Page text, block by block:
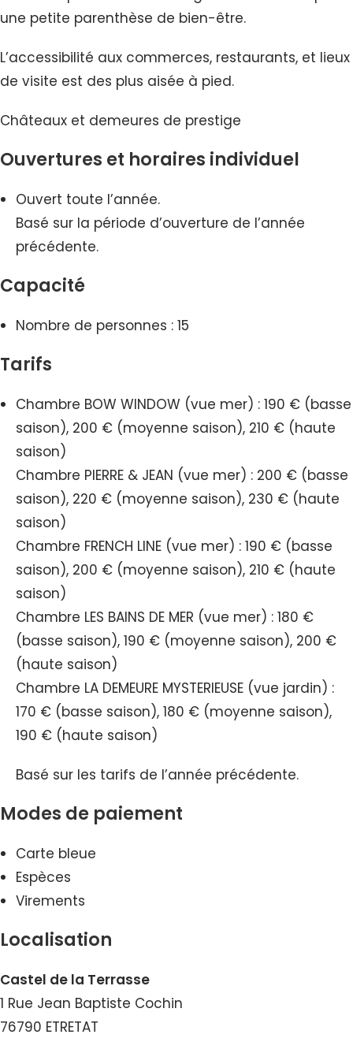
une petite parenthèse de bien-être.
L’accessibilité aux commerces, restaurants, et lieux
de visite est des plus aisée à pied.
Châteaux et demeures de prestige
Ouvertures et horaires individuel
Ouvert toute l’année.
Basé sur la période d’ouverture de l’année
précédente.
Capacité
Nombre de personnes : 15
Tarifs
Chambre BOW WINDOW (vue mer) : 190 € (basse
saison), 200 € (moyenne saison), 210 € (haute
saison)
Chambre PIERRE & JEAN (vue mer) : 200 € (basse
saison), 220 € (moyenne saison), 230 € (haute
saison)
Chambre FRENCH LINE (vue mer) : 190 € (basse
saison), 200 € (moyenne saison), 210 € (haute
saison)
Chambre LES BAINS DE MER (vue mer) : 180 €
(basse saison), 190 € (moyenne saison), 200 €
(haute saison)
Chambre LA DEMEURE MYSTERIEUSE (vue jardin) :
170 € (basse saison), 180 € (moyenne saison),
190 € (haute saison)
Basé sur les tarifs de l’année précédente.
Modes de paiement
Carte bleue
Espèces
Virements
Localisation
Castel de la Terrasse
1 Rue Jean Baptiste Cochin
76790 ETRETAT